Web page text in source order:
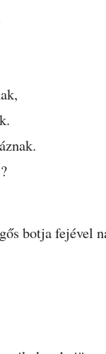
botja fejével